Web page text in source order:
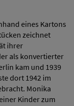
eines Kartons
zeichnet
ihrer
als konvertierter
kam und 1939
dort 1942 im
Monika
Kinder zum